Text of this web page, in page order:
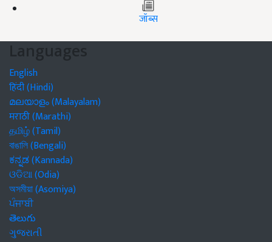
जॉब्स
Languages
English
हिंदी (Hindi)
മലയാളം (Malayalam)
मराठी (Marathi)
தமிழ் (Tamil)
বাঙালি (Bengali)
ಕನ್ನಡ (Kannada)
ଓଡିଆ (Odia)
অসমীয়া (Asomiya)
ਪੰਜਾਬੀ
తెలుగు
ગુજરાતી